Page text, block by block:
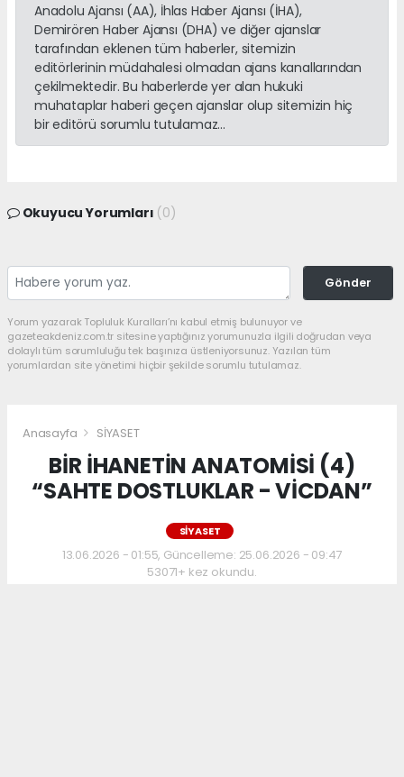
Anadolu Ajansı (AA), İhlas Haber Ajansı (İHA),
Demirören Haber Ajansı (DHA) ve diğer ajanslar
tarafından eklenen tüm haberler, sitemizin
editörlerinin müdahalesi olmadan ajans kanallarından
çekilmektedir. Bu haberlerde yer alan hukuki
muhataplar haberi geçen ajanslar olup sitemizin hiç
bir editörü sorumlu tutulamaz...
Okuyucu Yorumları (0)
Gönder
Yorum yazarak Topluluk Kuralları’nı kabul etmiş bulunuyor ve
gazeteakdeniz.com.tr sitesine yaptığınız yorumunuzla ilgili doğrudan veya
dolaylı tüm sorumluluğu tek başınıza üstleniyorsunuz. Yazılan tüm
yorumlardan site yönetimi hiçbir şekilde sorumlu tutulamaz.
Anasayfa SİYASET
BİR İHANETİN ANATOMİSİ (4)
“SAHTE DOSTLUKLAR - VİCDAN”
SİYASET
13.06.2026 - 01:55, Güncelleme: 25.06.2026 - 09:47
53071+ kez okundu.